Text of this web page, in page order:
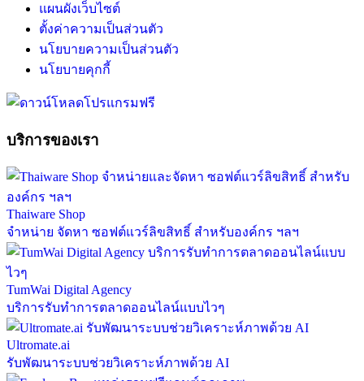
แผนผังเว็บไซต์
ตั้งค่าความเป็นส่วนตัว
นโยบายความเป็นส่วนตัว
นโยบายคุกกี้
บริการของเรา
Thaiware Shop
จำหน่าย จัดหา ซอฟต์แวร์ลิขสิทธิ์ สำหรับองค์กร ฯลฯ
TumWai Digital Agency
บริการรับทำการตลาดออนไลน์แบบไวๆ
Ultromate.ai
รับพัฒนาระบบช่วยวิเคราะห์ภาพด้วย AI